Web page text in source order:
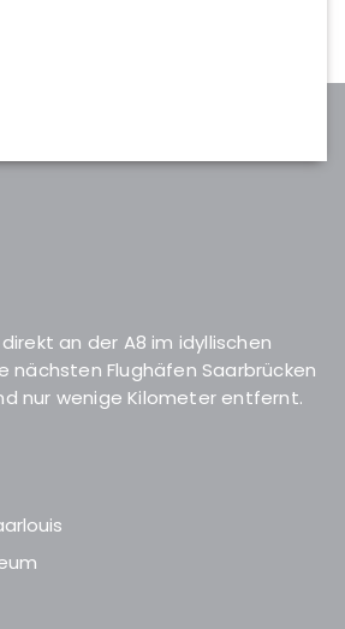
an der A8 im idyllischen
nächsten Flughäfen Saarbrücken
nur wenige Kilometer entfernt.